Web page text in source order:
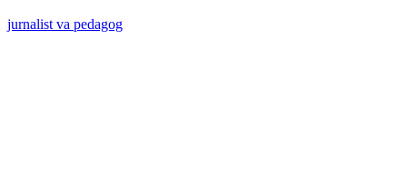
jurnalist va pedagog